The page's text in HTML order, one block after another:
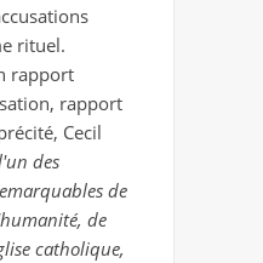
rituel.
rapport
rapport
Cecil
des
de
de
catholique,